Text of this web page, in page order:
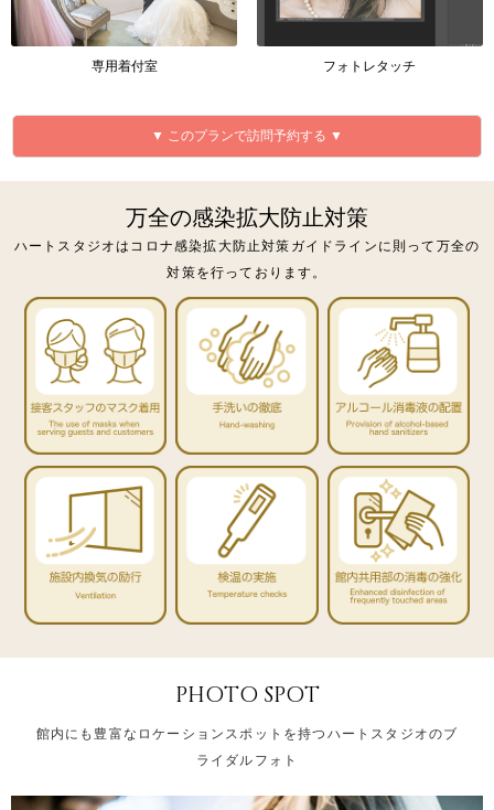
専用着付室 フォトレタッチ
▼ このプランで訪問予約する ▼
万全の感染拡大防止対策
ハートスタジオはコロナ感染拡大防止対策ガイドラインに則って万全の
対策を行っております。
PHOTO SPOT
館内にも豊富なロケーションスポットを持つハートスタジオのブ
ライダルフォト